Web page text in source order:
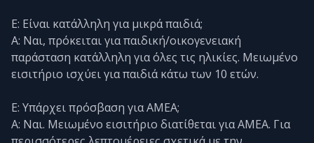
Ε: Είναι κατάλληλη για μικρά παιδιά;
Α: Ναι, πρόκειται για παιδική/οικογενειακή
παράσταση κατάλληλη για όλες τις ηλικίες. Μειωμένο
εισιτήριο ισχύει για παιδιά κάτω των 10 ετών.
Ε: Υπάρχει πρόσβαση για ΑΜΕΑ;
Α: Ναι. Μειωμένο εισιτήριο διατίθεται για ΑΜΕΑ. Για